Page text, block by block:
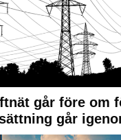
går före om
går